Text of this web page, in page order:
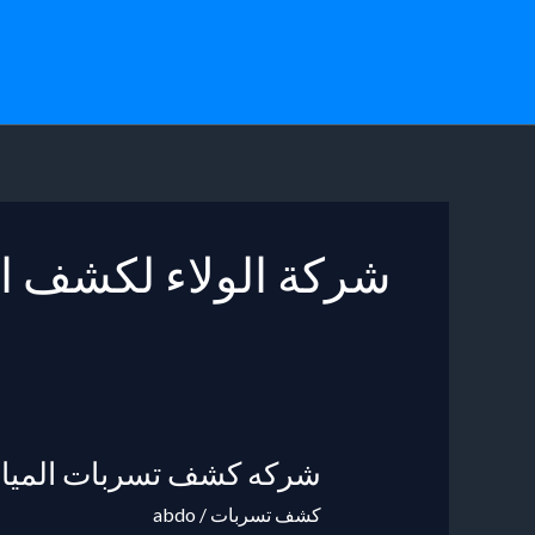
شركة الولاء لكشف
شركه كشف تسربات
كشف تسربات /
abdo
شركه
كشف
تسربات